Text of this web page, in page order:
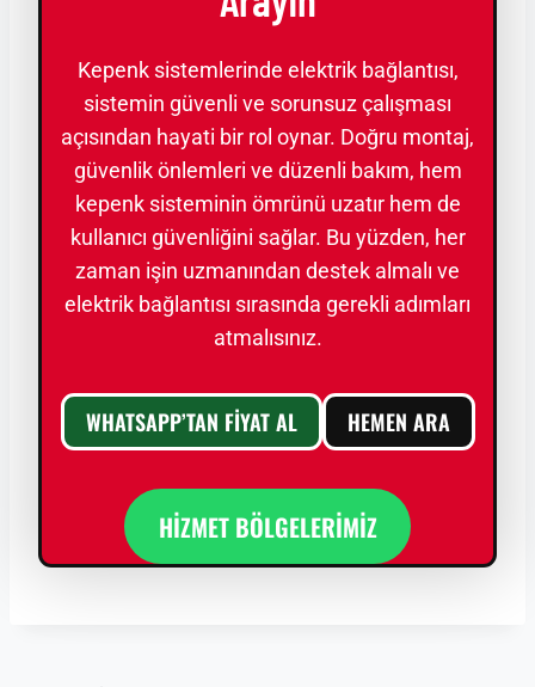
Kepenk sistemlerinde elektrik bağlantısı,
sistemin güvenli ve sorunsuz çalışması
açısından hayati bir rol oynar. Doğru montaj,
güvenlik önlemleri ve düzenli bakım, hem
kepenk sisteminin ömrünü uzatır hem de
kullanıcı güvenliğini sağlar. Bu yüzden, her
zaman işin uzmanından destek almalı ve
elektrik bağlantısı sırasında gerekli adımları
atmalısınız.
WHATSAPP’TAN FİYAT AL HEMEN ARA
HİZMET BÖLGELERİMİZ